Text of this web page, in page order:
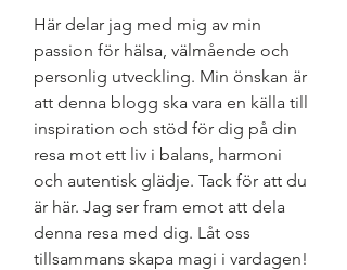
Här delar jag med mig av min
passion för hälsa, välmående och
personlig utveckling. Min önskan är
att denna blogg ska vara en källa till
inspiration och stöd för dig på din
resa mot ett liv i balans, harmoni
och autentisk glädje. Tack för att du
är här. Jag ser fram emot att dela
denna resa med dig. Låt oss
tillsammans skapa magi i vardagen!